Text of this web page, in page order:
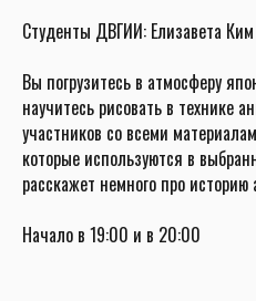
Студенты ДВГИИ: Елизавета
Вы погрузитесь в атмосферу
научитесь рисовать в технике
участников со всеми
которые используются в
расскажет немного про историю
Начало в 19:00 и в 20:00